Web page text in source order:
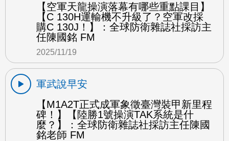
【空軍天龍操演落幕有哪些重點課目】
【C 130H運輸機不升級了？空軍改採
購C 130J！】：全球防衛雜誌社採訪主
任陳國銘 FM
2025/11/19
軍武說早安
【M1A2T正式成軍象徵臺灣裝甲新里程
碑！】【陸勝1號操演TAK系統是什
麼？】：全球防衛雜誌社採訪主任陳國
銘老師 FM